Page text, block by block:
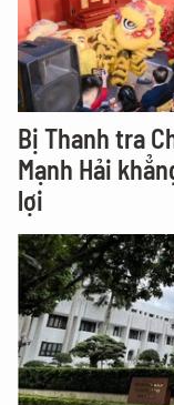
Bị Thanh tra
Mạnh Hải
lợi